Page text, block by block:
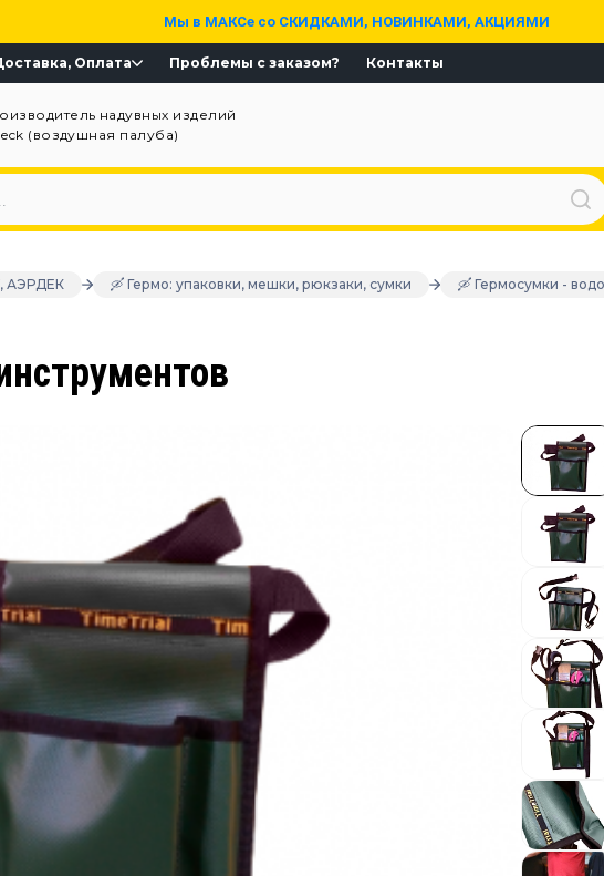
Мы в МАКСе со СКИДКАМИ, НОВИНКАМИ, АКЦИЯМИ
Оплата Проблемы с заказом? Контакты
надувных изделий
(воздушная палуба)
АЭРДЕК 🛶 Гермо: упаковки, мешки, рюкзаки, сумки 🛶 Гермосумки -